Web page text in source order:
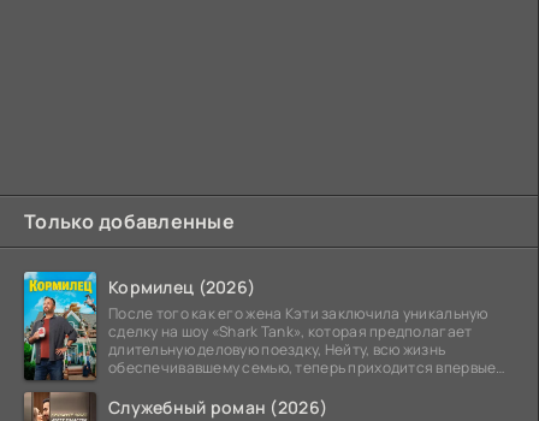
Только добавленные
Кормилец (2026)
После того как его жена Кэти заключила уникальную
сделку на шоу «Shark Tank», которая предполагает
длительную деловую поездку, Нейту, всю жизнь
обеспечивавшему семью, теперь приходится впервые
Служебный роман (2026)